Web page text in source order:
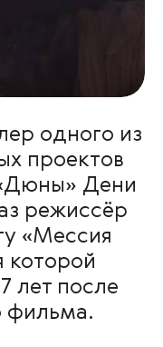
одного из
проектов
Дени
режиссёр
«Мессия
которой
лет после
фильма.